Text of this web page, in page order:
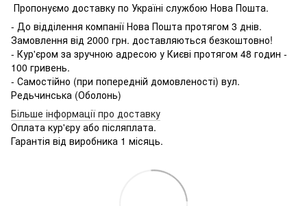
Пропонуємо доставку по Україні службою Нова Пошта.
- До відділення компанії Нова Пошта протягом 3 днів.
Замовлення від 2000 грн. доставляються безкоштовно!
- Кур'єром за зручною адресою у Києві протягом 48 годин -
100 гривень.
- Самостійно (при попередній домовленості) вул.
Редьчинська (Оболонь)
Більше інформації про доставку
Оплата кур'єру або післяплата.
Гарантія від виробника 1 місяць.